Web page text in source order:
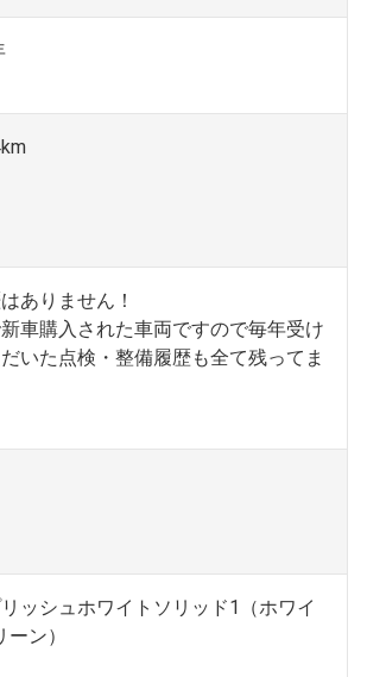
ありません！
車購入された車両ですので毎年受け
いた点検・整備履歴も全て残ってま
ッシュホワイトソリッド1（ホワイ
ーン）